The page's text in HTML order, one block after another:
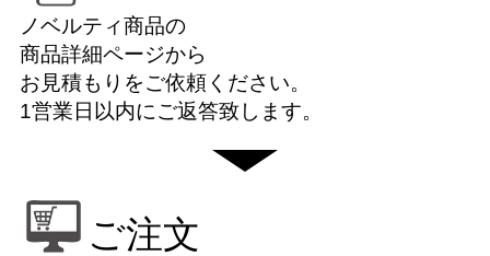
ノベルティ商品の
商品詳細ページから
お見積もりをご依頼ください。
1営業日以内にご返答致します。
ご注文